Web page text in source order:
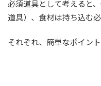
必須道具として考えると
道具）、食材は持ち込む必
それぞれ、簡単なポイン